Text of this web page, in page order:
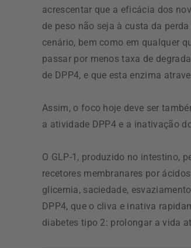
acrescentar que a eficácia dos
de peso não seja à custa da
cenário, bem como em qualquer
passar por menos taxa de
de DPP4, e que esta enzima
Assim, o foco hoje deve ser
a atividade DPP4 e a inativação
O GLP-1, produzido no intestino,
recetores membranares por
glicemia, saciedade,
DPP4, que o cliva e inativa
diabetes tipo 2: prolongar a vida